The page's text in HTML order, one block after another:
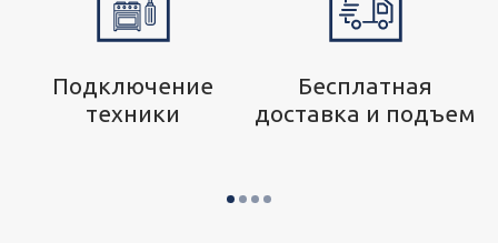
Подключение
техники
Бесплатная
доставка и подъем